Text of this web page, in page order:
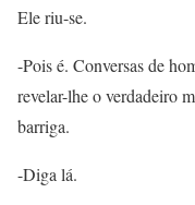
Ele riu-se.
-Pois é. Conversas de
revelar-lhe o verdadeiro
barriga.
-Diga lá.